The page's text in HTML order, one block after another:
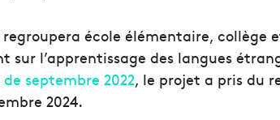
regroupera école élémentaire,
sur l’apprentissage des langues
septembre 2022, le projet a pris du
2024.